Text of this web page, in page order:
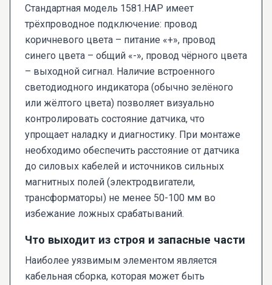
Стандартная модель 1581.HAP имеет
трёхпроводное подключение: провод
коричневого цвета – питание «+», провод
синего цвета – общий «-», провод чёрного цвета
– выходной сигнал. Наличие встроенного
светодиодного индикатора (обычно зелёного
или жёлтого цвета) позволяет визуально
контролировать состояние датчика, что
упрощает наладку и диагностику. При монтаже
необходимо обеспечить расстояние от датчика
до силовых кабелей и источников сильных
магнитных полей (электродвигатели,
трансформаторы) не менее 50-100 мм во
избежание ложных срабатываний.
Что выходит из строя и запасные части
Наиболее уязвимым элементом является
кабельная сборка, которая может быть